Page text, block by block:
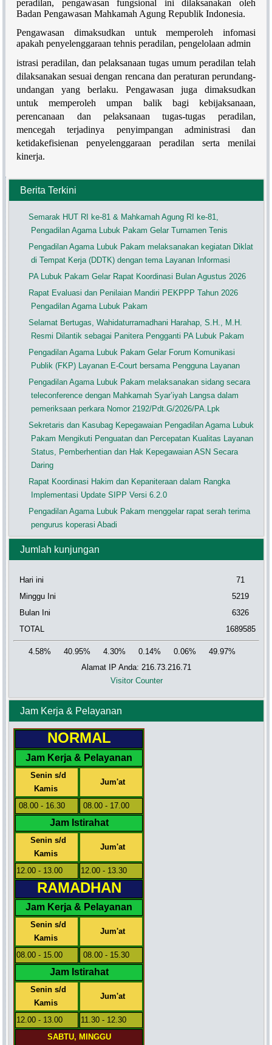
peradilan, pengawasan fungsional ini dilaksanakan oleh
Badan Pengawasan Mahkamah Agung Republik Indonesia.
Pengawasan dimaksudkan untuk memperoleh infomasi
apakah penyelenggaraan tehnis peradilan, pengelolaan admin
istrasi peradilan, dan pelaksanaan tugas umum peradilan telah
dilaksanakan sesuai dengan rencana dan peraturan perundang-
undangan yang berlaku. Pengawasan juga dimaksudkan
untuk memperoleh umpan balik bagi kebijaksanaan,
perencanaan dan pelaksanaan tugas-tugas peradilan,
mencegah terjadinya penyimpangan administrasi dan
ketidakefisienan penyelenggaraan peradilan serta menilai
kinerja.
Berita Terkini
Semarak HUT RI ke-81 & Mahkamah Agung RI ke-81,
Pengadilan Agama Lubuk Pakam Gelar Turnamen Tenis
Pengadilan Agama Lubuk Pakam melaksanakan kegiatan Diklat
di Tempat Kerja (DDTK) dengan tema Layanan Informasi
PA Lubuk Pakam Gelar Rapat Koordinasi Bulan Agustus 2026
Rapat Evaluasi dan Penilaian Mandiri PEKPPP Tahun 2026
Pengadilan Agama Lubuk Pakam
Selamat Bertugas, Wahidaturramadhani Harahap, S.H., M.H.
Resmi Dilantik sebagai Panitera Pengganti PA Lubuk Pakam
Pengadilan Agama Lubuk Pakam Gelar Forum Komunikasi
Publik (FKP) Layanan E-Court bersama Pengguna Layanan
Pengadilan Agama Lubuk Pakam melaksanakan sidang secara
teleconference dengan Mahkamah Syar’iyah Langsa dalam
pemeriksaan perkara Nomor 2192/Pdt.G/2026/PA.Lpk
Sekretaris dan Kasubag Kepegawaian Pengadilan Agama Lubuk
Pakam Mengikuti Penguatan dan Percepatan Kualitas Layanan
Status, Pemberhentian dan Hak Kepegawaian ASN Secara
Daring
Rapat Koordinasi Hakim dan Kepaniteraan dalam Rangka
Implementasi Update SIPP Versi 6.2.0
Pengadilan Agama Lubuk Pakam menggelar rapat serah terima
pengurus koperasi Abadi
Jumlah kunjungan
Hari ini
Minggu Ini
Bulan Ini
TOTAL
71
5219
6326
1689585
4.58% 40.95% 4.30% 0.14% 0.06%
49.97%
Alamat IP Anda: 216.73.216.71
Visitor Counter
Jam Kerja & Pelayanan
NORMAL
Jam Kerja & Pelayanan
Senin s/d
Kamis
Jum'at
08.00 - 16.30 08.00 - 17.00
Jam Istirahat
Senin s/d
Kamis
Jum'at
12.00 - 13.00 12.00 - 13.30
RAMADHAN
Jam Kerja & Pelayanan
Senin s/d
Kamis
Jum'at
08.00 - 15.00 08.00 - 15.30
Jam Istirahat
Senin s/d
Kamis
Jum'at
12.00 - 13.00
11.30 - 12.30
SABTU, MINGGU